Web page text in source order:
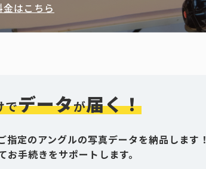
金はこちら
でデータが届く！
定のアングルの写真データを納品します！
手続きをサポートします。